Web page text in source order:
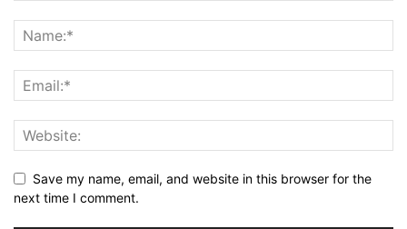
Save my name, email, and website in this browser for the
next time I comment.